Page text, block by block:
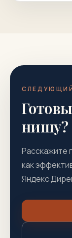
нишу?
Расскажите
как
Яндекс